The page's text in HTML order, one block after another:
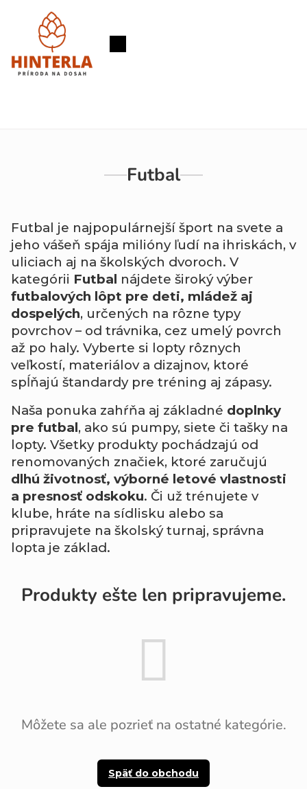
Nákupný
Futbal
Futbal je najpopulárnejší šport na svete a
jeho vášeň spája milióny ľudí na ihriskách, v
uliciach aj na školských dvoroch. V
kategórii Futbal nájdete široký výber
futbalových lôpt pre deti, mládež aj
dospelých, určených na rôzne typy
povrchov – od trávnika, cez umelý povrch
až po haly. Vyberte si lopty rôznych
veľkostí, materiálov a dizajnov, ktoré
spĺňajú štandardy pre tréning aj zápasy.
Naša ponuka zahŕňa aj základné doplnky
pre futbal, ako sú pumpy, siete či tašky na
lopty. Všetky produkty pochádzajú od
renomovaných značiek, ktoré zaručujú
dlhú životnosť, výborné letové vlastnosti
a presnosť odskoku. Či už trénujete v
klube, hráte na sídlisku alebo sa
pripravujete na školský turnaj, správna
lopta je základ.
Produkty ešte len pripravujeme.
Môžete sa ale pozrieť na ostatné kategórie.
Späť do obchodu